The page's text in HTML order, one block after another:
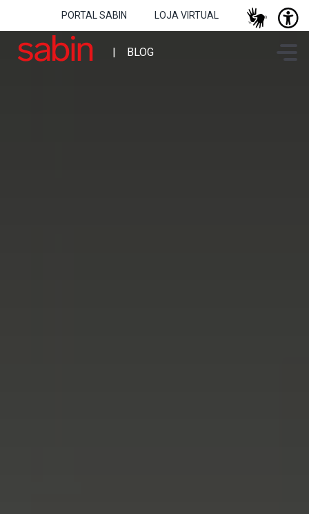
PORTAL SABIN LOJA VIRTUAL